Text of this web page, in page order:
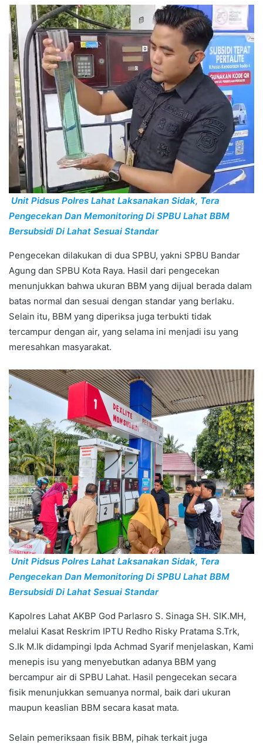
Unit Pidsus Polres Lahat Laksanakan Sidak, Tera
Pengecekan Dan Memonitoring Di SPBU Lahat BBM
Bersubsidi Di Lahat Sesuai Standar
Pengecekan dilakukan di dua SPBU, yakni SPBU Bandar
Agung dan SPBU Kota Raya. Hasil dari pengecekan
menunjukkan bahwa ukuran BBM yang dijual berada dalam
batas normal dan sesuai dengan standar yang berlaku.
Selain itu, BBM yang diperiksa juga terbukti tidak
tercampur dengan air, yang selama ini menjadi isu yang
meresahkan masyarakat.
Unit Pidsus Polres Lahat Laksanakan Sidak, Tera
Pengecekan Dan Memonitoring Di SPBU Lahat BBM
Bersubsidi Di Lahat Sesuai Standar
Kapolres Lahat AKBP God Parlasro S. Sinaga SH. SIK.MH,
melalui Kasat Reskrim IPTU Redho Risky Pratama S.Trk,
S.Ik M.Ik didampingi Ipda Achmad Syarif menjelaskan, Kami
menepis isu yang menyebutkan adanya BBM yang
bercampur air di SPBU Lahat. Hasil pengecekan secara
fisik menunjukkan semuanya normal, baik dari ukuran
maupun keaslian BBM secara kasat mata.
Selain pemeriksaan fisik BBM, pihak terkait juga